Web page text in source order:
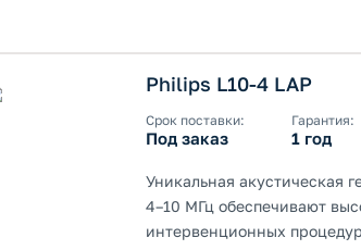
Philips L10-4 LAP
Срок поставки:
Под заказ
Гарантия:
1 год
Уникальная акустическая
4–10 МГц обеспечивают
интервенционных